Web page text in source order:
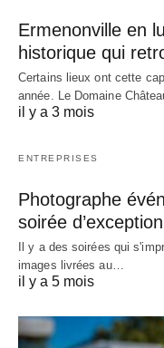
Ermenonville en
historique qui
Certains lieux ont cette
année. Le Domaine
il y a 3 mois
ENTREPRISES
Photographe
soirée
Il y a des soirées qui
images livrées au…
il y a 5 mois